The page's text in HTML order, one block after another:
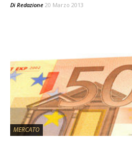
Di Redazione 20 Marzo 2013
MERCATO